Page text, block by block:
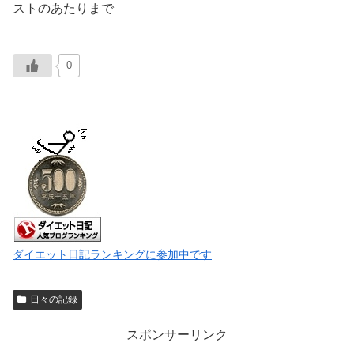
ストのあたりまで
0
ダイエット日記ランキングに参加中です
日々の記録
スポンサーリンク